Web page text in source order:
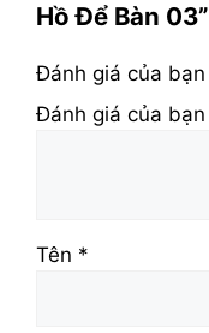
Hồ Để Bàn 03”
Đánh giá của bạn
Đánh giá của bạn
Tên *